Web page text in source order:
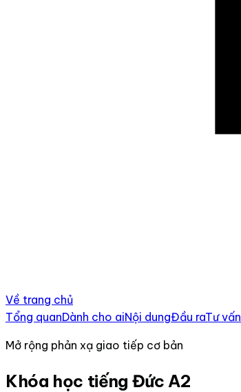
Về trang chủ
Tổng quanDành cho aiNội dungĐầu raTư vấn
Mở rộng phản xạ giao tiếp cơ bản
Khóa học tiếng Đức A2